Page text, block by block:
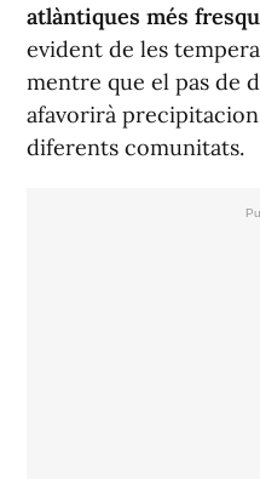
atlàntiques més
evident de les
mentre que el pas de
afavorirà
diferents comunitats.